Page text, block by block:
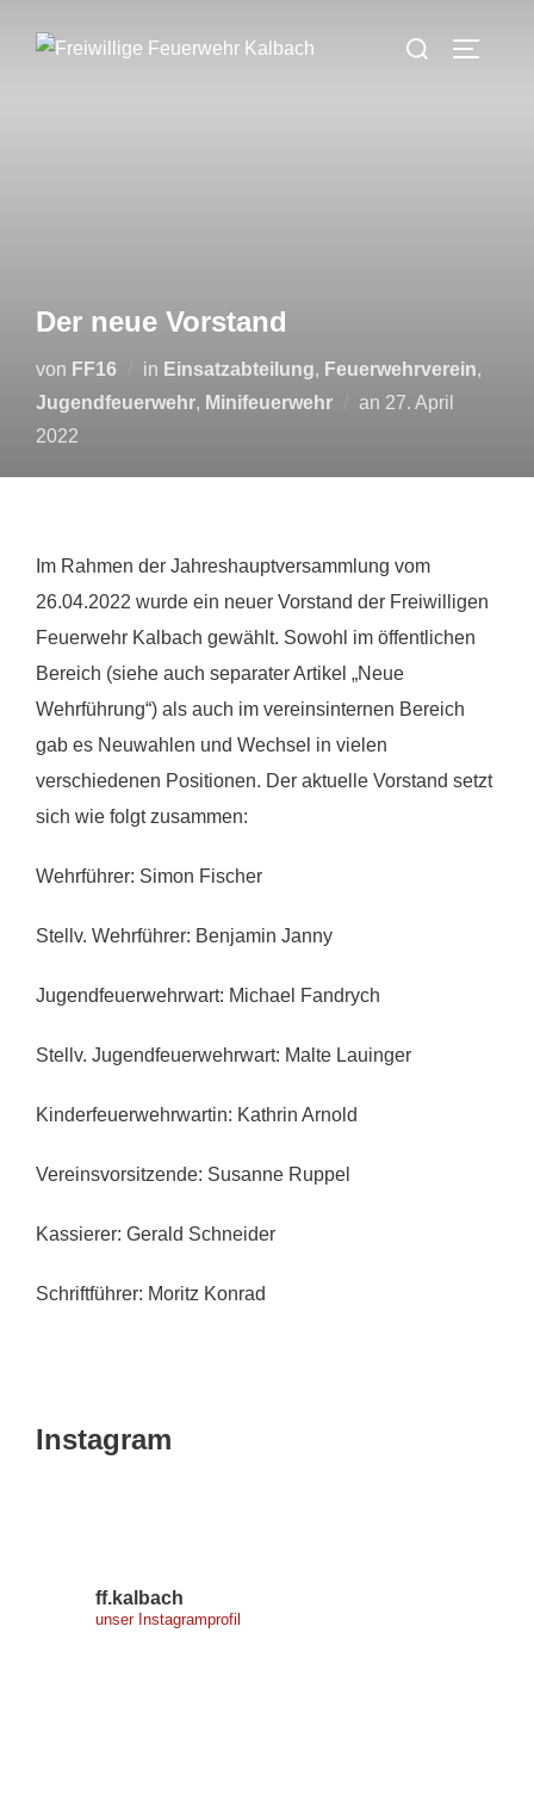
Inhalt
Suchen
Der neue Vorstand
von FF16 in Einsatzabteilung, Feuerwehrverein,
Jugendfeuerwehr, Minifeuerwehr an Veröffentlicht
27. April
2022
Im Rahmen der Jahreshauptversammlung vom
26.04.2022 wurde ein neuer Vorstand der Freiwilligen
Feuerwehr Kalbach gewählt. Sowohl im öffentlichen
Bereich (siehe auch separater Artikel „Neue
Wehrführung“) als auch im vereinsinternen Bereich
gab es Neuwahlen und Wechsel in vielen
verschiedenen Positionen. Der aktuelle Vorstand setzt
sich wie folgt zusammen:
Wehrführer: Simon Fischer
Stellv. Wehrführer: Benjamin Janny
Jugendfeuerwehrwart: Michael Fandrych
Stellv. Jugendfeuerwehrwart: Malte Lauinger
Kinderfeuerwehrwartin: Kathrin Arnold
Vereinsvorsitzende: Susanne Ruppel
Kassierer: Gerald Schneider
Schriftführer: Moritz Konrad
Instagram
ff.kalbach
unser Instagramprofil